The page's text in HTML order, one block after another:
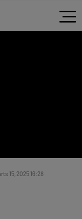
15, 2025 16:28